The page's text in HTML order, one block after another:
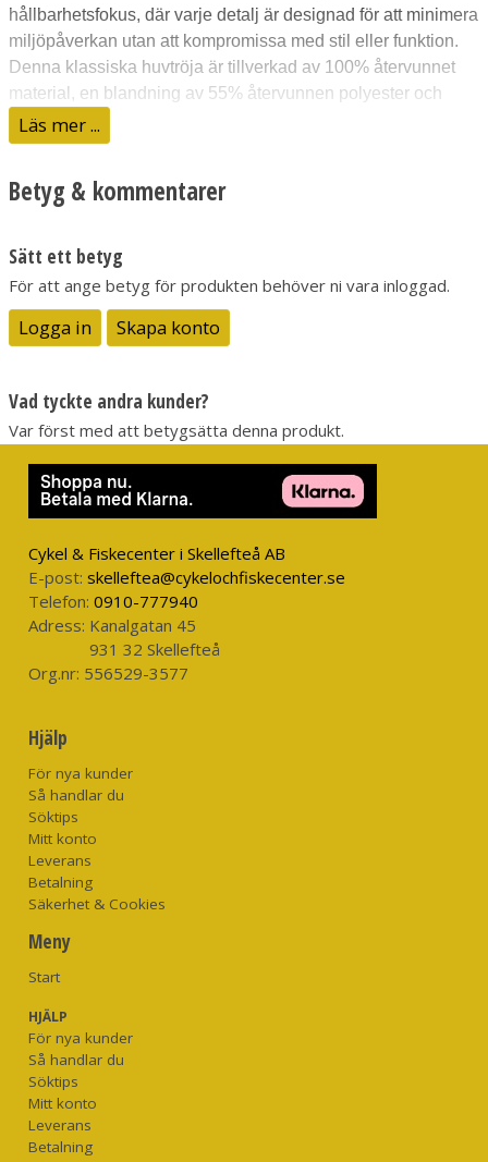
hållbarhetsfokus, där varje detalj är designad för att minimera
miljöpåverkan utan att kompromissa med stil eller funktion.
Denna klassiska huvtröja är tillverkad av 100% återvunnet
material, en blandning av 55% återvunnen polyester och
45% återvunnen bomull. Genom att använda tygrester och
återvunna plastflaskor hjälper den till att minska beroendet
din garderob och planeten.
Med sina mjuka, borstade insida är Patagonias P-6 Logo
Uprisal Hoody både varm och skön, medan tygets naturliga
stretch säkerställer maximal komfort vid användning. Huvan
magfickan fungerar som en varm tillflyktsort för händerna
under kyliga dagar. Ribbstickade sidopaneler, ärmslut och
nederkant ger tröjan en extra dos av komfort och förbättrad
rörelsefrihet, vilket gör den till ett mångsidigt plagg för
vardagen.
Patagonias P-6 Logo Uprisal Hoody är tillverkad i en Fair
Trade Certified™ fabrik, vilket säkerställer rättvisa
arbetsvillkor och stödjer hållbara produktionsmetoder.
Specifikationer:
Insida: Borstad fleece för extra värme och mjukhet
Design: Klassisk huvtröja med justerbar dragsko
Fickor: Magficka för handvärmning och förvaring
Ribbstickade detaljer: Sidopaneler, ärmslut och nederkant
Tillverkning: Fair Trade Certified™
Läs mer ...
Betyg & kommentarer
Sätt ett betyg
För att ange betyg för produkten behöver ni vara inloggad.
Logga in Skapa konto
Vad tyckte andra kunder?
Var först med att betygsätta denna produkt.
Cykel & Fiskecenter i Skellefteå AB
E-post: skelleftea@cykelochfiskecenter.se
Telefon: 0910-777940
Adress: Kanalgatan 45
931 32 Skellefteå
Org.nr: 556529-3577
Hjälp
För nya kunder
Så handlar du
Söktips
Mitt konto
Leverans
Betalning
Säkerhet & Cookies
Meny
Start
HJÄLP
För nya kunder
Så handlar du
Söktips
Mitt konto
Leverans
Betalning